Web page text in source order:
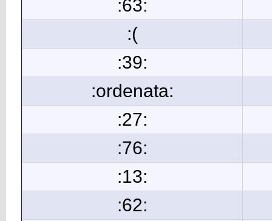
:63:
:(
:39:
:ordenata:
:27:
:76:
:13:
:62: